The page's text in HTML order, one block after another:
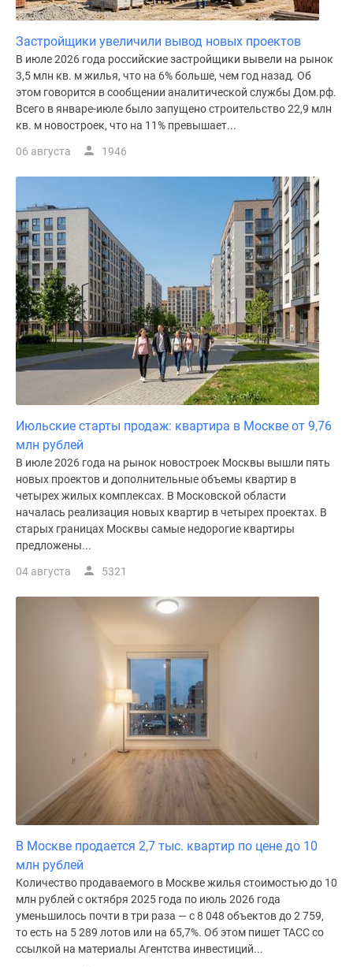
Застройщики увеличили вывод новых проектов
В июле 2026 года российские застройщики вывели на рынок
3,5 млн кв. м жилья, что на 6% больше, чем год назад. Об
этом говорится в сообщении аналитической службы Дом.рф.
Всего в январе-июле было запущено строительство 22,9 млн
кв. м новостроек, что на 11% превышает...
06 августа 1946
Июльские старты продаж: квартира в Москве от 9,76
млн рублей
В июле 2026 года на рынок новостроек Москвы вышли пять
новых проектов и дополнительные объемы квартир в
четырех жилых комплексах. В Московской области
началась реализация новых квартир в четырех проектах. В
старых границах Москвы самые недорогие квартиры
предложены...
04 августа 5321
В Москве продается 2,7 тыс. квартир по цене до 10
млн рублей
Количество продаваемого в Москве жилья стоимостью до 10
млн рублей с октября 2025 года по июль 2026 года
уменьшилось почти в три раза — с 8 048 объектов до 2 759,
то есть на 5 289 лотов или на 65,7%. Об этом пишет ТАСС со
ссылкой на материалы Агентства инвестиций...